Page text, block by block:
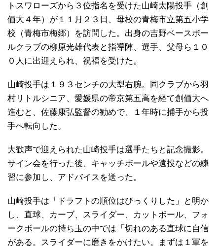
トスワローズから３位指名を受けた山崎太陽投手（創
価大４年）が１１月２３日、母校の青梅市立第五小学
校（青梅市梅郷）を訪問した。出身の吉野ベースボー
ルクラブの柳原光雄代表と指導陣、選手、父母ら１０
０人に出迎えられ、祝福を受けた。
山崎投手は１９３センチの大型右腕。同クラブから羽
村リトルシニア、愛媛県の帝京第五高を経て創価大へ
進むと、佐藤康弘監督の勧めで、１年時に捕手から投
手へ転向した。
大歓声で迎えられた山崎投手は選手たちと記念撮影。
サイン会を行った後、キャッチボールや遠投などの練
習に参加し、アドバイスを送った。
山崎投手は「ドラフトの順位はびっくりした」と明か
し、直球、カーブ、スライダー、カットボール、フォ
ークボールの持ち玉の中では「切れのある直球に自信
がある。スライダーに磨きをかけたい。まずは１軍を